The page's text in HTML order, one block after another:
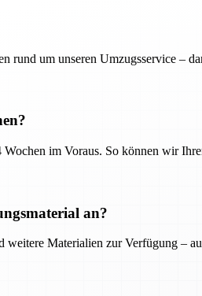
rund um unseren Umzugsservice –
im Voraus. So können wir
an?
weitere Materialien zur Verfügung –